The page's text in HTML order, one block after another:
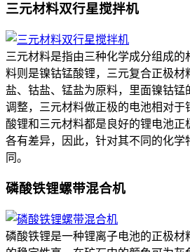
三元材料双行星搅拌机
三元材料是指由三种化学成分组成
料则是镍钴锰酸锂，三元复合正极材
盐、钴盐、锰盐为原料，里面镍钴
调整，三元材料做正极的电池相对于
酸锂和三元材料都是良好的锂电池正
各有差异，因此，针对其不同的化学
同。
磷酸铁锂螺带混合机
磷酸铁锂是一种锂离子电池的正极材